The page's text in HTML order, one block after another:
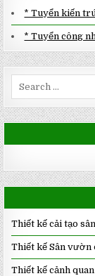
* Tuyển kiến
* Tuyển công
Thiết kế cải tạo
Thiết kế Sân vườn
Thiết kế cảnh